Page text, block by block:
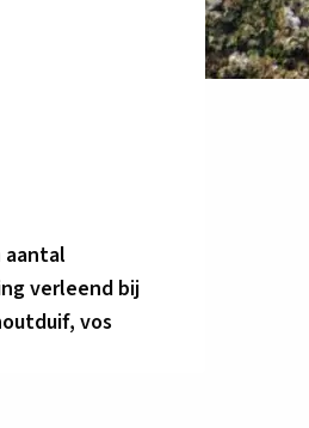
aantal
verleend bij
vos